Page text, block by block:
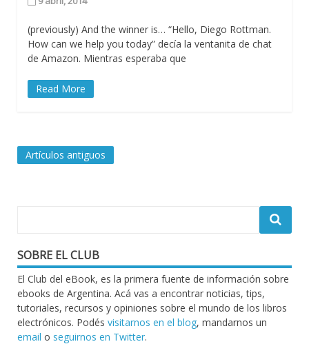
(previously) And the winner is… “Hello, Diego Rottman.
How can we help you today” decía la ventanita de chat
de Amazon. Mientras esperaba que
Read More
Navegación
Artículos antiguos
SOBRE EL CLUB
El Club del eBook, es la primera fuente de información sobre
ebooks de Argentina. Acá vas a encontrar noticias, tips,
tutoriales, recursos y opiniones sobre el mundo de los libros
electrónicos. Podés visitarnos en el blog, mandarnos un
email o seguirnos en Twitter.